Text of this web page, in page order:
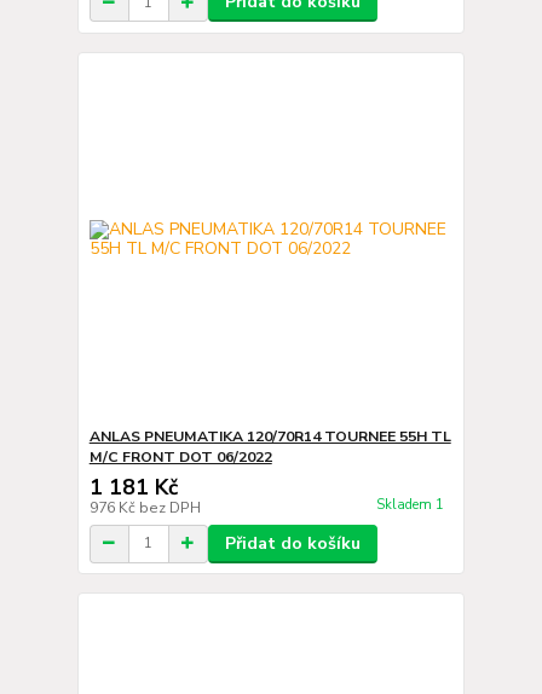
ANLAS PNEUMATIKA 120/70R14 TOURNEE 55H TL
M/C FRONT DOT 06/2022
1 181 Kč
976 Kč bez DPH Skladem 1
Přidat do košíku